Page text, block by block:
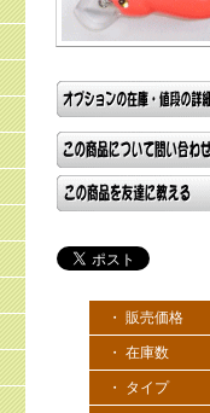
・ 販売価格
・ 在庫数
・ タイプ